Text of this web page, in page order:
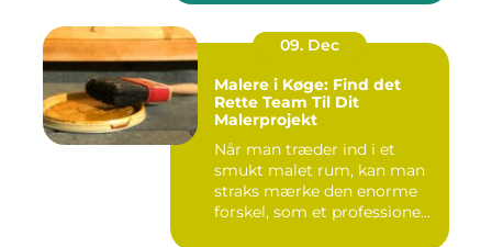
09. Dec
Malere i Køge: Find det
Rette Team Til Dit
Malerprojekt
Når man træder ind i et
smukt malet rum, kan man
straks mærke den enorme
forskel, som et professione...